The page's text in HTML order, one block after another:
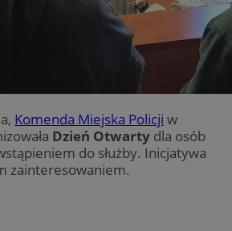
Komenda Miejska Policji w
Dzień Otwarty dla osób
do służby. Inicjatywa
zainteresowaniem.